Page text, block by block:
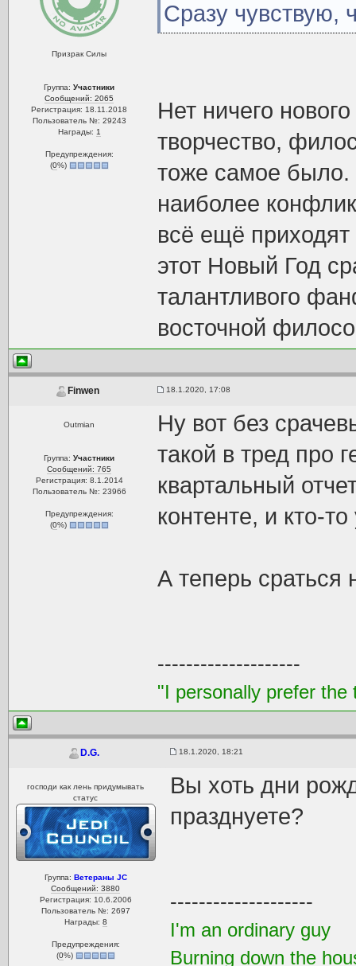
Призрак Силы
Группа:Участники
Сообщений: 2065
Регистрация: 18.11.2018
Пользователь №: 29243
Награды: 1
Предупреждения:
(0%)
Сразу чувствую,
Нет ничего
творчество,
тоже самое было.
наиболее
всё ещё
этот Новый Год
талантливого
восточной
Finwen 18.1.2020, 17:08
Outmian
Группа:Участники
Сообщений: 765
Регистрация: 8.1.2014
Пользователь №: 23966
Предупреждения:
(0%)
Ну вот без
такой в тред про
квартальный
контенте, и кто-
А теперь сраться
--------------------
"I personally prefer
D.G. 18.1.2020, 18:21
господи как лень придумывать
статус
Группа: Ветераны JC
Сообщений: 3880
Регистрация: 10.6.2006
Пользователь №: 2697
Награды: 8
Предупреждения:
(0%)
Вы хоть дни
празднуете?
--------------------
I'm an ordinary guy
Burning down the